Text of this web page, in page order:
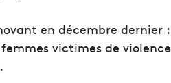
en décembre dernier
victimes de